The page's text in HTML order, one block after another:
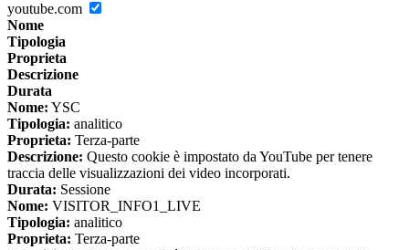
youtube.com
Nome
Tipologia
Proprieta
Descrizione
Durata
Nome: YSC
Tipologia: analitico
Proprieta: Terza-parte
Descrizione: Questo cookie è impostato da YouTube per tenere
traccia delle visualizzazioni dei video incorporati.
Durata: Sessione
Nome: VISITOR_INFO1_LIVE
Tipologia: analitico
Proprieta: Terza-parte